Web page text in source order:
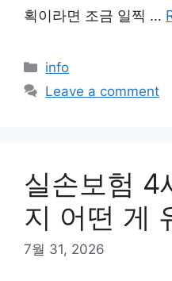
획이라면 조금 일찍 …
Categories
info
Leave a comment
실손보험 4
지 어떤 게
7월 31, 2026